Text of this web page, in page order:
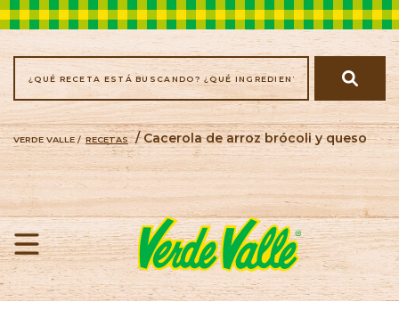
VERDE VALLE / RECETAS / Cacerola de arroz brócoli y queso